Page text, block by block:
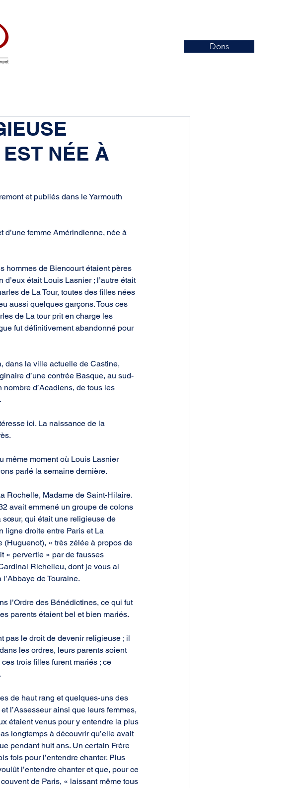
Dons
NÉE À
et publiés dans le Yarmouth
d’une femme Amérindienne, née à
hommes de Biencourt étaient pères
était Louis Lasnier ; l’autre était
de La Tour, toutes des filles nées
aussi quelques garçons. Tous ces
de La tour prit en charge les
fut définitivement abandonné pour
dans la ville actuelle de Castine,
d’une contrée Basque, au sud-
nombre d’Acadiens, de tous les
ici. La naissance de la
même moment où Louis Lasnier
parlé la semaine dernière.
Rochelle, Madame de Saint-Hilaire.
avait emmené un groupe de colons
sœur, qui était une religieuse de
ligne droite entre Paris et La
« très zélée à propos de
« pervertie » par de fausses
Richelieu, dont je vous ai
de Touraine.
l’Ordre des Bénédictines, ce qui fut
parents étaient bel et bien mariés.
pas le droit de devenir religieuse ; il
les ordres, leurs parents soient
trois filles furent mariés ; ce
de haut rang et quelques-uns des
l’Assesseur ainsi que leurs femmes,
étaient venus pour y entendre la plus
longtemps à découvrir qu’elle avait
pendant huit ans. Un certain Frère
fois pour l’entendre chanter. Plus
l’entendre chanter et que, pour ce
de Paris, « laissant même tous